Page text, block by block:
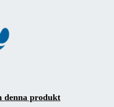
denna produkt